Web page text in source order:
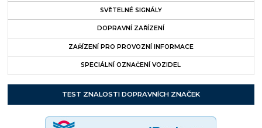
SVĚTELNÉ SIGNÁLY
DOPRAVNÍ ZAŘÍZENÍ
ZAŘÍZENÍ PRO PROVOZNÍ INFORMACE
SPECIÁLNÍ OZNAČENÍ VOZIDEL
TEST ZNALOSTI DOPRAVNÍCH ZNAČEK